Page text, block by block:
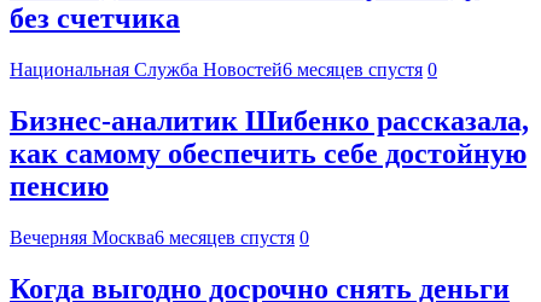
без счетчика
Национальная Служба Новостей6 месяцев спустя 0
Бизнес-аналитик Шибенко рассказала,
как самому обеспечить себе достойную
пенсию
Вечерняя Москва6 месяцев спустя 0
Когда выгодно досрочно снять деньги